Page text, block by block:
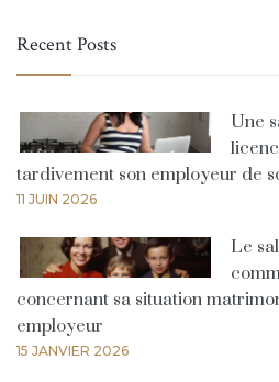
Recent Posts
Une
tardivement son employeur de
11 JUIN 2026
Le
concernant sa situation
employeur
15 JANVIER 2026